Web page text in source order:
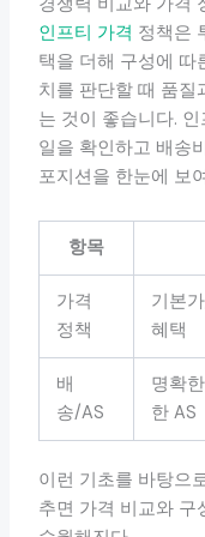
인프티 가격 정책은
택을 더해 구성에 따
치를 판단할 때 품
는 것이 좋습니다.
일을 확인하고 배송
포지션을 한눈에 보
항목
가격
정책
기본
혜택
배
송/AS
명확
한 AS
이런 기초를 바탕으
추면 가격 비교와 구